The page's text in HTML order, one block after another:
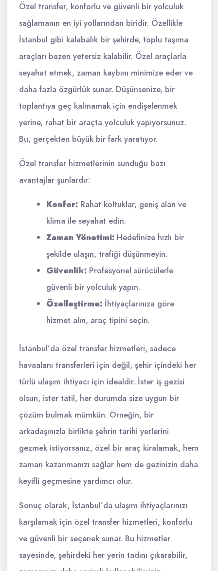
Özel transfer, konforlu ve güvenli bir yolculuk
sağlamanın en iyi yollarından biridir. Özellikle
İstanbul gibi kalabalık bir şehirde, toplu taşıma
araçları bazen yetersiz kalabilir. Özel araçlarla
seyahat etmek, zaman kaybını minimize eder ve
daha fazla özgürlük sunar. Düşünsenize, bir
toplantıya geç kalmamak için endişelenmek
yerine, rahat bir araçta yolculuk yapıyorsunuz.
Bu, gerçekten büyük bir fark yaratıyor.
Özel transfer hizmetlerinin sunduğu bazı
avantajlar şunlardır:
Konfor: Rahat koltuklar, geniş alan ve
klima ile seyahat edin.
Zaman Yönetimi: Hedefinize hızlı bir
şekilde ulaşın, trafiği düşünmeyin.
Güvenlik: Profesyonel sürücülerle
güvenli bir yolculuk yapın.
Özelleştirme: İhtiyaçlarınıza göre
hizmet alın, araç tipini seçin.
İstanbul’da özel transfer hizmetleri, sadece
havaalanı transferleri için değil, şehir içindeki her
türlü ulaşım ihtiyacı için idealdir. İster iş gezisi
olsun, ister tatil, her durumda size uygun bir
çözüm bulmak mümkün. Örneğin, bir
arkadaşınızla birlikte şehrin tarihi yerlerini
gezmek istiyorsanız, özel bir araç kiralamak, hem
zaman kazanmanızı sağlar hem de gezinizin daha
keyifli geçmesine yardımcı olur.
Sonuç olarak, İstanbul’da ulaşım ihtiyaçlarınızı
karşılamak için özel transfer hizmetleri, konforlu
ve güvenli bir seçenek sunar. Bu hizmetler
sayesinde, şehirdeki her yerin tadını çıkarabilir,